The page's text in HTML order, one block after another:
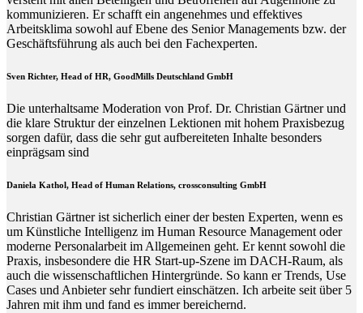
kommunizieren. Er schafft ein angenehmes und effektives
Arbeitsklima sowohl auf Ebene des Senior Managements bzw. der
Geschäftsführung als auch bei den Fachexperten.
Sven Richter, Head of HR, GoodMills Deutschland GmbH
Die unterhaltsame Moderation von Prof. Dr. Christian Gärtner und
die klare Struktur der einzelnen Lektionen mit hohem Praxisbezug
sorgen dafür, dass die sehr gut aufbereiteten Inhalte besonders
einprägsam sind
Daniela Kathol, Head of Human Relations, crossconsulting GmbH
Christian Gärtner ist sicherlich einer der besten Experten, wenn es
um Künstliche Intelligenz im Human Resource Management oder
moderne Personalarbeit im Allgemeinen geht. Er kennt sowohl die
Praxis, insbesondere die HR Start-up-Szene im DACH-Raum, als
auch die wissenschaftlichen Hintergründe. So kann er Trends, Use
Cases und Anbieter sehr fundiert einschätzen. Ich arbeite seit über 5
Jahren mit ihm und fand es immer bereichernd.